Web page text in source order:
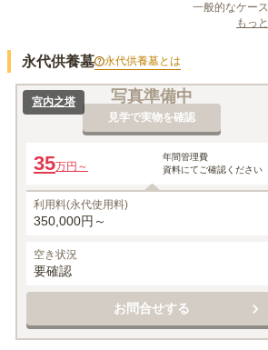
一般的なケー
もっ
永代供養墓 永代供養墓とは
写真準備中
見学で実物を確認
宮内之塔
35万円～
年間管理費
資料にてご確認ください
利用料(永代使用料)
350,000円～
空き状況
要確認
お問合せする